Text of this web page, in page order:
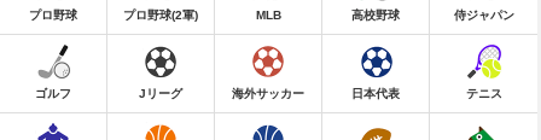
プロ野球 プロ野球(2軍) MLB 高校野球 侍ジャパン
ゴルフ Jリーグ 海外サッカー 日本代表 テニス